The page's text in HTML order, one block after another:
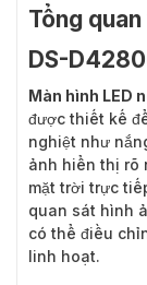
Tổng
DS-
Màn hình LED
được thiết kế
nghiệt như
ảnh hiển thị rõ
mặt trời trực
quan sát hình
có thể điều
linh hoạt.